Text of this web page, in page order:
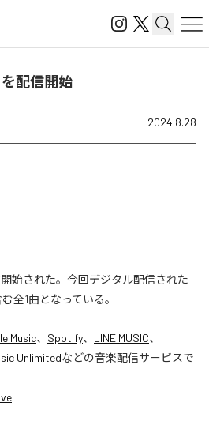
を配信開始
2024.8.28
開始された。今回デジタル配信された
全1曲となっている。
Music、 Spotify、 LINE MUSIC、
Unlimitedなどの音楽配信サービスで